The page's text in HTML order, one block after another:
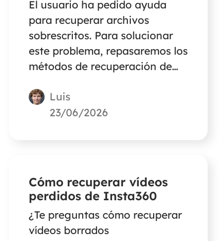
El usuario ha pedido ayuda
para recuperar archivos
sobrescritos. Para solucionar
este problema, repasaremos los
métodos de recuperación de
pueden utilizar para restaurar
archivos sobrescritos en una
archivos.
Luis
23/06/2026
Cómo recuperar vídeos
perdidos de Insta360
¿Te preguntas cómo recuperar
vídeos borrados